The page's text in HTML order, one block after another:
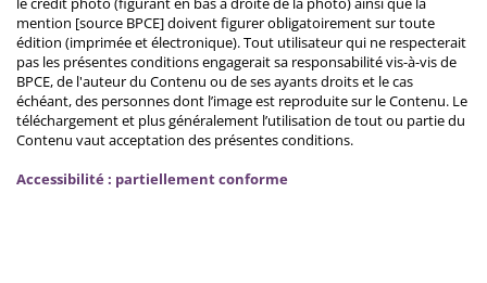
mention [source BPCE] doivent figurer obligatoirement sur toute
édition (imprimée et électronique). Tout utilisateur qui ne respecterait
pas les présentes conditions engagerait sa responsabilité vis-à-vis de
BPCE, de l'auteur du Contenu ou de ses ayants droits et le cas
échéant, des personnes dont l’image est reproduite sur le Contenu. Le
téléchargement et plus généralement l’utilisation de tout ou partie du
Contenu vaut acceptation des présentes conditions.
Accessibilité : partiellement conforme